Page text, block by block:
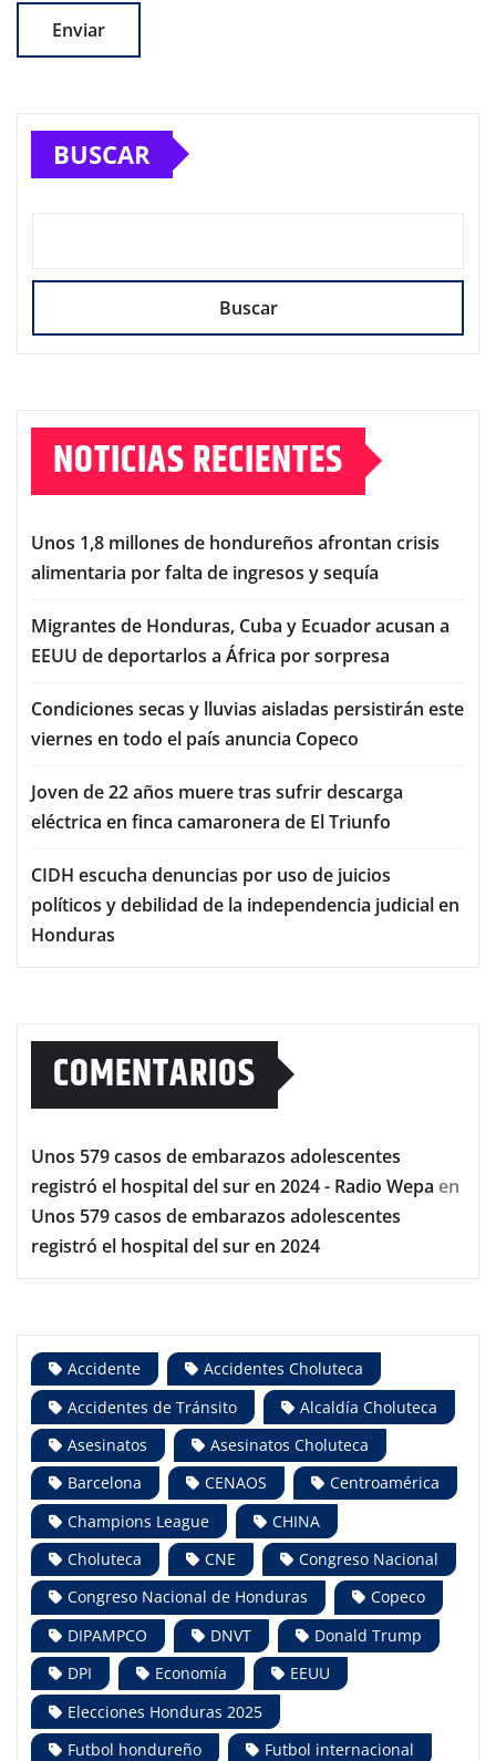
BUSCAR
Buscar
NOTICIAS RECIENTES
Unos 1,8 millones de hondureños afrontan crisis
alimentaria por falta de ingresos y sequía
Migrantes de Honduras, Cuba y Ecuador acusan a
EEUU de deportarlos a África por sorpresa
Condiciones secas y lluvias aisladas persistirán este
viernes en todo el país anuncia Copeco
Joven de 22 años muere tras sufrir descarga
eléctrica en finca camaronera de El Triunfo
CIDH escucha denuncias por uso de juicios
políticos y debilidad de la independencia judicial en
Honduras
COMENTARIOS
Unos 579 casos de embarazos adolescentes
registró el hospital del sur en 2024 - Radio Wepa en
Unos 579 casos de embarazos adolescentes
registró el hospital del sur en 2024
Accidente
Accidentes Choluteca
Accidentes de Tránsito
Alcaldía Choluteca
Asesinatos
Asesinatos Choluteca
Barcelona
CENAOS
Centroamérica
Champions League
CHINA
Choluteca
CNE
Congreso Nacional
Congreso Nacional de Honduras
Copeco
DIPAMPCO
DNVT
Donald Trump
DPI
Economía
EEUU
Elecciones Honduras 2025
Futbol hondureño
Futbol internacional